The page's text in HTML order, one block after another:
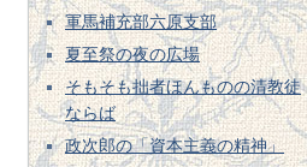
軍馬補充部六原支部
夏至祭の夜の広場
そもそも拙者ほんものの清教徒
ならば
政次郎の「資本主義の精神」